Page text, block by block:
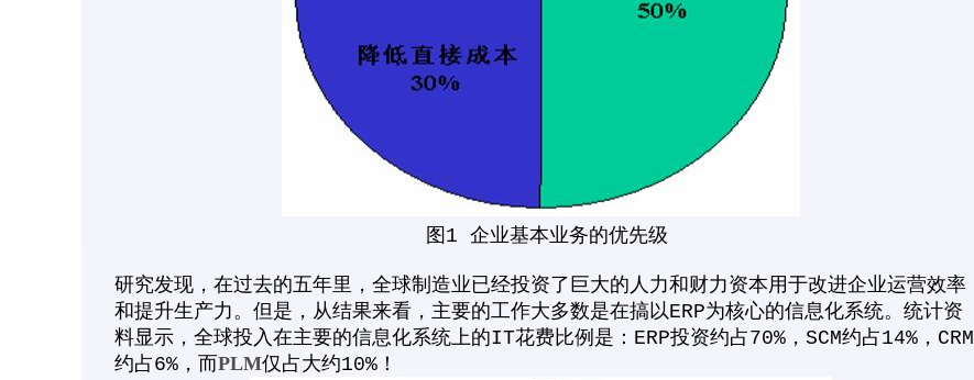
图1 企业基本业务的优先级
研究发现，在过去的五年里，全球制造业已经投资了巨大的人力和财力资本用于改进企业运营效率
和提升生产力。但是，从结果来看，主要的工作大多数是在搞以ERP为核心的信息化系统。统计资
料显示，全球投入在主要的信息化系统上的IT花费比例是：ERP投资约占70%，SCM约占14%，CRM
约占6%，而PLM仅占大约10%！